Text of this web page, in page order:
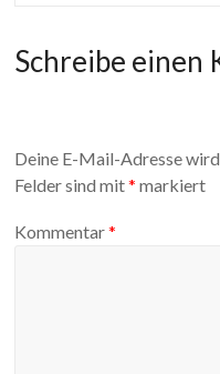
Schreibe einen
Deine E-Mail-Adresse
Felder sind mit* markiert
Kommentar*